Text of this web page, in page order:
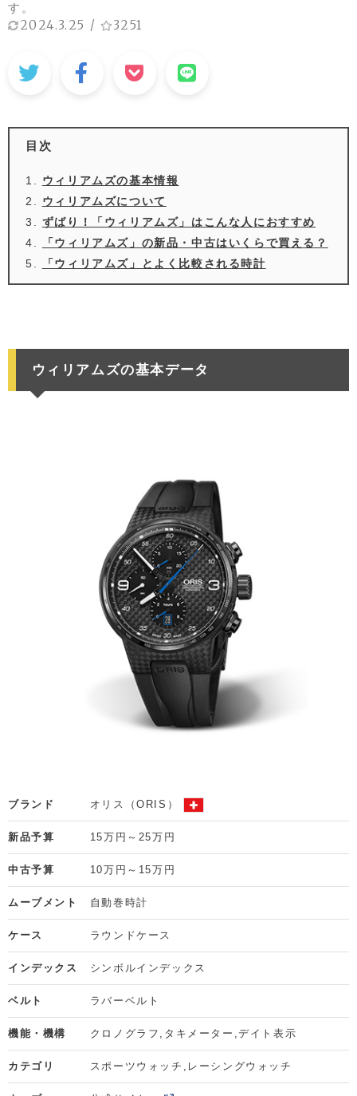
す。
2024.3.25 / 3251
目次
ウィリアムズの基本情報
ウィリアムズについて
ずばり！「ウィリアムズ」はこんな人におすすめ
「ウィリアムズ」の新品・中古はいくらで買える？
「ウィリアムズ」とよく比較される時計
ウィリアムズの基本データ
ブランド オリス（ORIS）
新品予算 15万円～25万円
中古予算 10万円～15万円
ムーブメント 自動巻時計
ケース ラウンドケース
インデックス シンボルインデックス
ベルト ラバーベルト
機能・機構 クロノグラフ タキメーター デイト表示
カテゴリ スポーツウォッチ レーシングウォッチ